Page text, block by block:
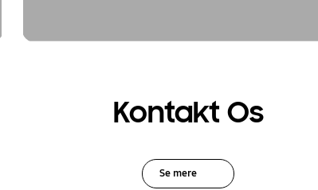
Kontakt Os
Se mere